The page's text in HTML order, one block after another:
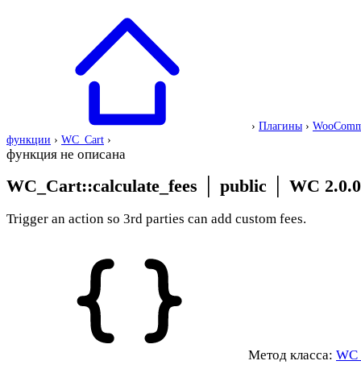
› Плагины ›
функции › WC_Cart ›
функция не описана
WC_Cart::calculate_fees public WC 2.0.0
Trigger an action so 3rd parties can add custom fees.
Метод класса: